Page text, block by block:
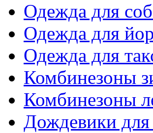
Одежда для
Одежда для
Одежда для
Комбинезоны
Комбинезоны
Дождевики для